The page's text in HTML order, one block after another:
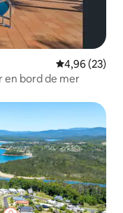
Note
4,96 (23)
en bord de mer